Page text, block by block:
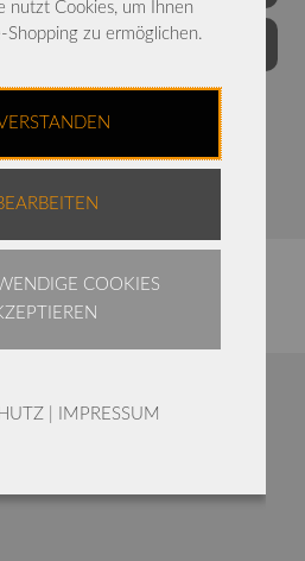
Alternative:
Produkte
nutzt Cookies, um Ihnen
Shopping zu ermöglichen.
COOKIES
IMPRESSUM